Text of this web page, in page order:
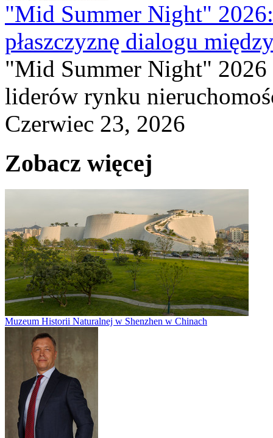
"Mid Summer Night"
płaszczyznę dialogu
"Mid Summer Night" 2026
liderów rynku
Czerwiec 23, 2026
Zobacz więcej
Muzeum Historii Naturalnej w Shenzhen w Chinach